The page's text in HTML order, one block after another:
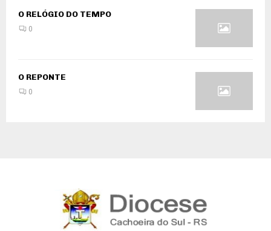
O RELÓGIO DO TEMPO
0
O REPONTE
0